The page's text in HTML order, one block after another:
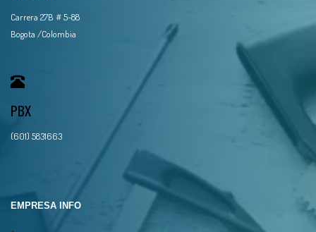
Carrera 27B # 5-88
Bogota /Colombia
PBX
(601) 5831663
EMPRESA INFO